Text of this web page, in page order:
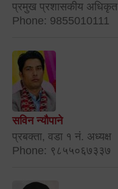
प्रमुख प्रशासकीय अधिकृत
Phone: 9855010111
सविन न्यौपाने
प्रबक्ता, वडा १ नं. अध्यक्ष
Phone: ९८५५०६७३३७